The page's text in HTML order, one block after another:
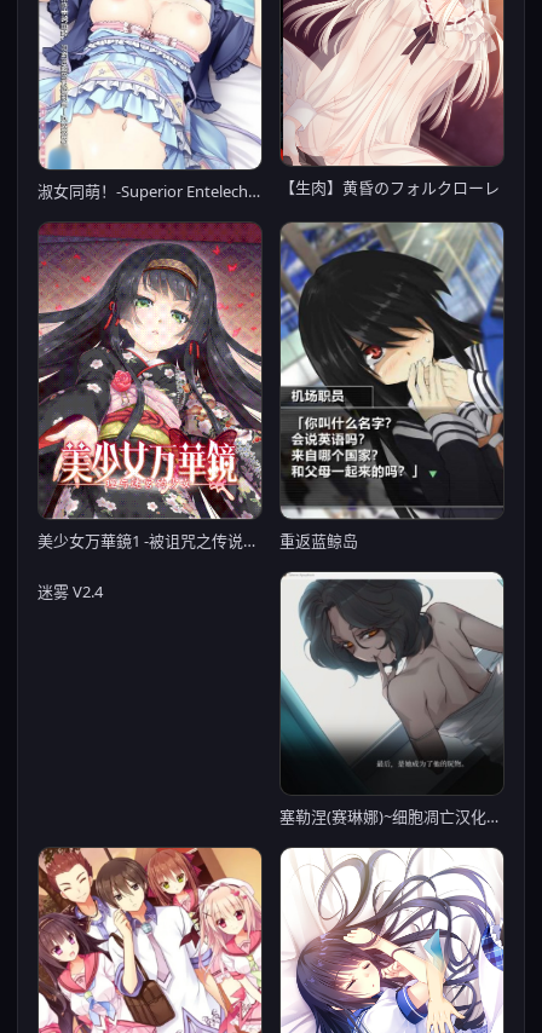
淑女同萌！-Superior Entelecheia- / ハロー・レディ！ -Superior Entelecheia- 汉化硬盘版【PC0901】 【生肉】黄昏のフォルクローレ
美少女万華鏡1 -被诅咒之传说少女- 重返蓝鲸岛
迷雾 V2.4
塞勒涅(赛琳娜)~细胞凋亡汉化版【20230327】